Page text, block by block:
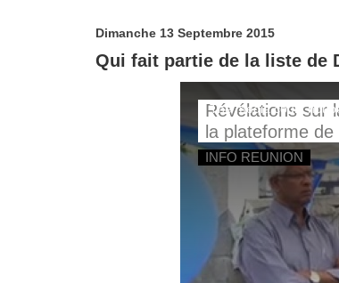
Dimanche 13 Septembre 2015
Qui fait partie de la liste de